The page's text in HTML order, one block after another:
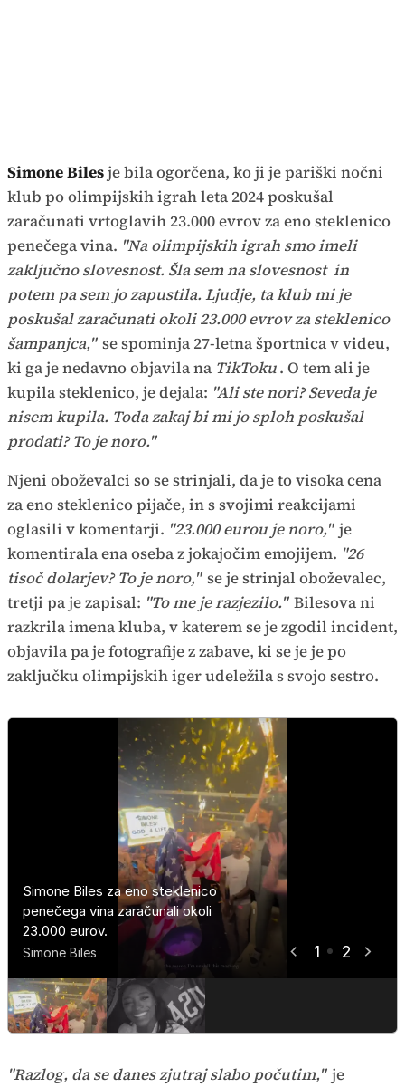
Simone Bilesje bila ogorčena, ko ji je pariški nočni
klub po olimpijskih igrah leta 2024 poskušal
zaračunati vrtoglavih 23.000 evrov za eno steklenico
penečega vina. "Na olimpijskih igrah smo imeli
zaključno slovesnost. Šla sem na slovesnost in
potem pa sem jo zapustila. Ljudje, ta klub mi je
poskušal zaračunati okoli 23.000 evrov za steklenico
šampanjca," se spominja 27-letna športnica v videu,
ki ga je nedavno objavila na TikToku. O tem ali je
kupila steklenico, je dejala: "Ali ste nori? Seveda je
nisem kupila. Toda zakaj bi mi jo sploh poskušal
prodati? To je noro."
Njeni oboževalci so se strinjali, da je to visoka cena
za eno steklenico pijače, in s svojimi reakcijami
oglasili v komentarji. "23.000 eurou je noro," je
komentirala ena oseba z jokajočim emojijem. "26
tisoč dolarjev? To je noro," se je strinjal oboževalec,
tretji pa je zapisal: "To me je razjezilo." Bilesova ni
razkrila imena kluba, v katerem se je zgodil incident,
objavila pa je fotografije z zabave, ki se je je po
zaključku olimpijskih iger udeležila s svojo sestro.
1 2
Simone Biles za eno steklenico
penečega vina zaračunali okoli
23.000 eurov.
Simone Biles
Simone Biles za eno steklenico
penečega vina zaračunali okoli
23.000 eurov.
Simone Biles
"Razlog, da se danes zjutraj slabo počutim," je